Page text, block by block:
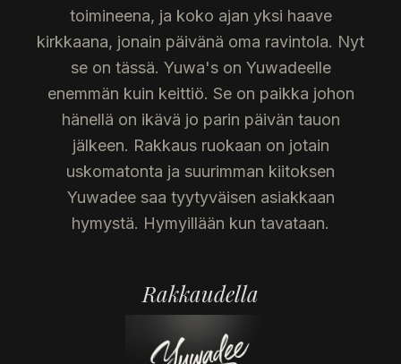
toimineena, ja koko ajan yksi haave
kirkkaana, jonain päivänä oma ravintola. Nyt
se on tässä. Yuwa's on Yuwadeelle
enemmän kuin keittiö. Se on paikka johon
hänellä on ikävä jo parin päivän tauon
jälkeen. Rakkaus ruokaan on jotain
uskomatonta ja suurimman kiitoksen
Yuwadee saa tyytyväisen asiakkaan
hymystä. Hymyillään kun tavataan.
Rakkaudella